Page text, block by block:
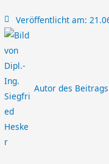
Veröffentlicht am:
Autor des